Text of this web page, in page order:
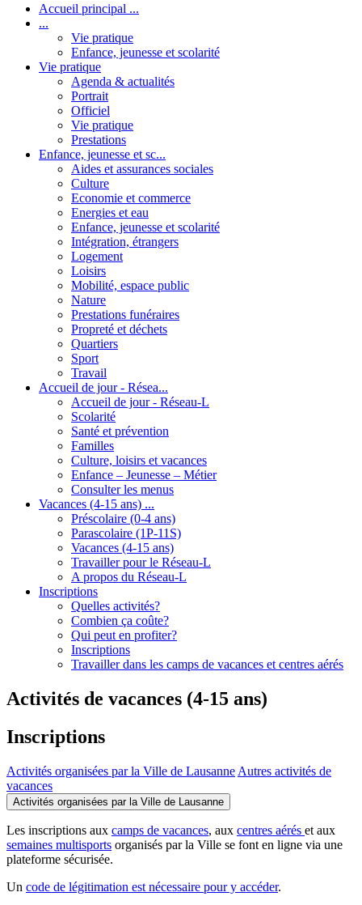
Accueil principal ...
...
Vie pratique
Enfance, jeunesse et scolarité
Vie pratique
Agenda & actualités
Portrait
Officiel
Vie pratique
Prestations
Enfance, jeunesse et sc...
Aides et assurances sociales
Culture
Economie et commerce
Energies et eau
Enfance, jeunesse et scolarité
Intégration, étrangers
Logement
Loisirs
Mobilité, espace public
Nature
Prestations funéraires
Propreté et déchets
Quartiers
Sport
Travail
Accueil de jour - Résea...
Accueil de jour - Réseau-L
Scolarité
Santé et prévention
Familles
Culture, loisirs et vacances
Enfance – Jeunesse – Métier
Consulter les menus
Vacances (4-15 ans) ...
Préscolaire (0-4 ans)
Parascolaire (1P-11S)
Vacances (4-15 ans)
Travailler pour le Réseau-L
A propos du Réseau-L
Inscriptions
Quelles activités?
Combien ça coûte?
Qui peut en profiter?
Inscriptions
Travailler dans les camps de vacances et centres aérés
Activités de vacances (4-15 ans)
Inscriptions
Activités organisées par la Ville de Lausanne Autres activités de
vacances
Activités organisées par la Ville de Lausanne
Les inscriptions aux camps de vacances, aux centres aérés et aux
semaines multisports organisés par la Ville se font en ligne via une
plateforme sécurisée.
Un code de légitimation est nécessaire pour y accéder.